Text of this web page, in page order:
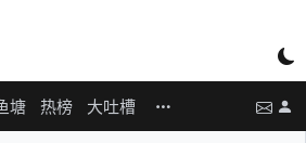
塘 热榜 大吐槽